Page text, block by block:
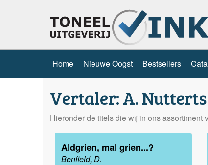
Home Nieuwe Oogst Bestsellers
Vertaler: A. Nutterts
Hieronder de titels die wij in ons assortiment
Aldgrien, mal grien...?
Benfield, D.